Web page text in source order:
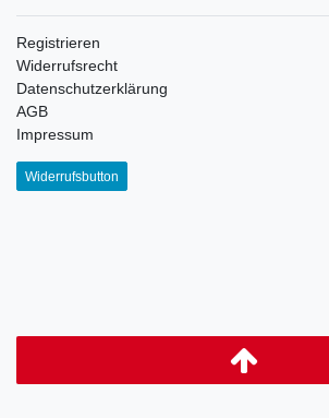
Registrieren
Widerrufsrecht
Datenschutzerklärung
AGB
Impressum
Widerrufsbutton